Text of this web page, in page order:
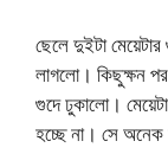
ছেলে দুইটা
লাগলো। কিছুক্ষন
গুদে ঢুকালো।
হচ্ছে না। সে